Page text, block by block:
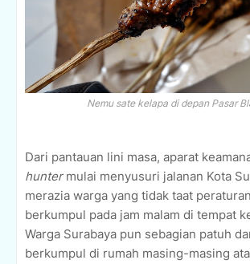
Nemu sate kelapa di depan Pasar
Dari pantauan lini masa, aparat
huntermulai menyusuri jalanan Kota
merazia warga yang tidak taat
berkumpul pada jam malam di tempat
Warga Surabaya pun sebagian patuh
berkumpul di rumah masing-masing